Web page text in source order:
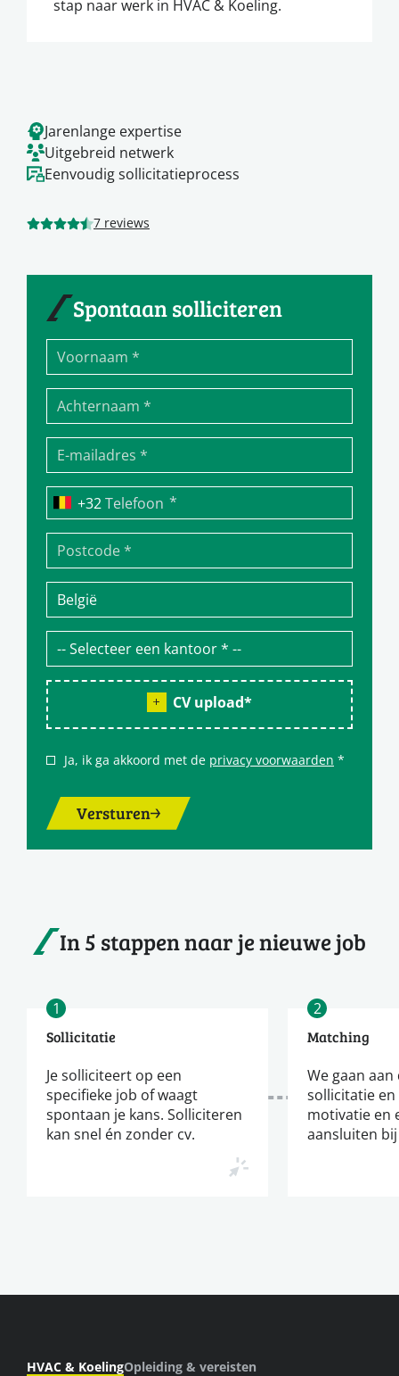
stap naar werk in HVAC & Koeling.
Spontaan solliciteren
Telefoon *
CV upload*
Ja, ik ga akkoord met de privacy voorwaarden *
Versturen
Jarenlange expertise
Uitgebreid netwerk
Eenvoudig sollicitatieprocess
7 reviews
In 5 stappen naar je nieuwe job
1
Sollicitatie
Je solliciteert op een
specifieke job of waagt
spontaan je kans. Solliciteren
kan snel én zonder cv.
2
Matching
We gaan
sollicitatie
motivatie en
aansluiten
HVAC & KoelingOpleiding & vereisten